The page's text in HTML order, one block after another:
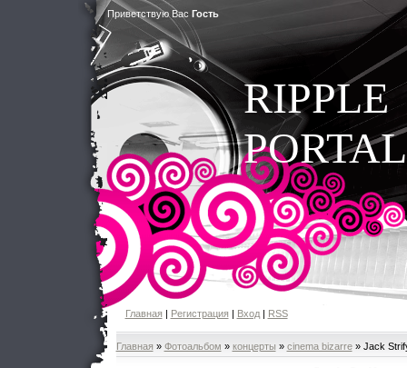
Приветствую Вас Гость
RIPPLE
PORTAL
Главная| Регистрация| Вход| RSS
Главная » Фотоальбом » концерты » cinema bizarre» Jack